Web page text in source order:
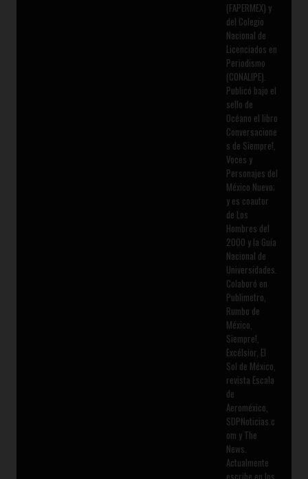
(FAPERMEX) y
del Colegio
Nacional de
Licenciados en
Periodismo
(CONALIPE).
Publicó bajo el
sello de
Océano el libro
Conversacione
s de Siempre!,
Voces y
Personajes del
México Nuevo;
y es coautor
de Los
Hombres del
2000 y la Guía
Nacional de
Universidades.
Colaboró en
Publimetro,
Rumbo de
México,
Siempre!,
Excélsior, El
Sol de México,
revista Escala
de
Aeroméxico,
SDPNoticias.c
om y The
News.
Actualmente